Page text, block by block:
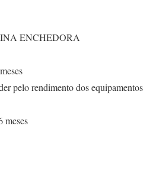
ENCHEDORA
pelo rendimento dos equipamentos
meses